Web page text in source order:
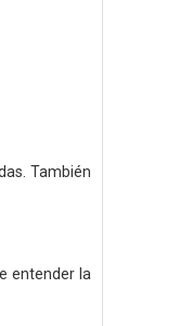
También
entender la